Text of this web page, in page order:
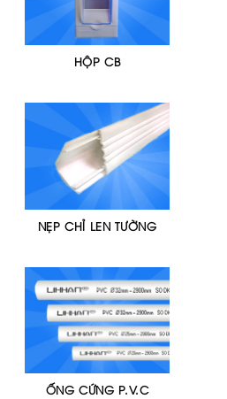
HỘP CB
NẸP CHỈ LEN TƯỜNG
ỐNG CỨNG P.V.C